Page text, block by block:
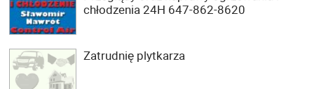
chłodzenia 24H 647-862-8620
Zatrudnię plytkarza